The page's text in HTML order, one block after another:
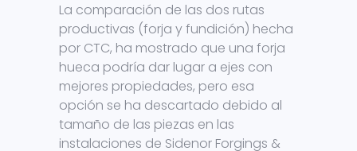
La comparación de las dos rutas
productivas (forja y fundición) hecha
por CTC, ha mostrado que una forja
hueca podría dar lugar a ejes con
mejores propiedades, pero esa
opción se ha descartado debido al
tamaño de las piezas en las
instalaciones de Sidenor Forgings &